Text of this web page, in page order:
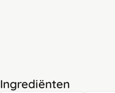
Ingrediënten